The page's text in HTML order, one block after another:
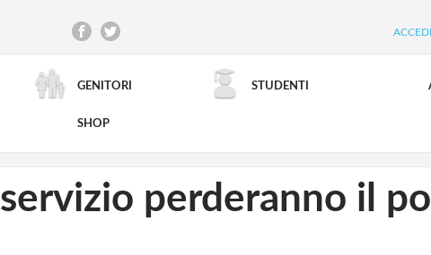
ACCEDI
GENITORI STUDENTI
SHOP
RICERCA AVANZATA
perderanno il